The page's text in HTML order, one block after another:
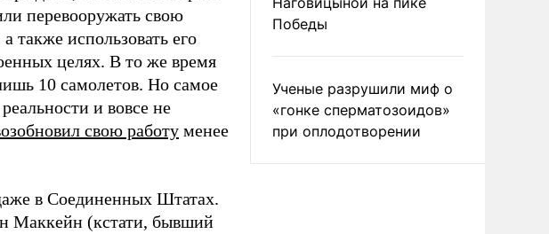
перевооружать свою
также использовать его
целях. В то же время
10 самолетов. Но самое
и вовсе не
свою работу менее
в Соединенных Штатах.
Маккейн (кстати, бывший
Победы
Ученые разрушили миф о
«гонке сперматозоидов»
при оплодотворении